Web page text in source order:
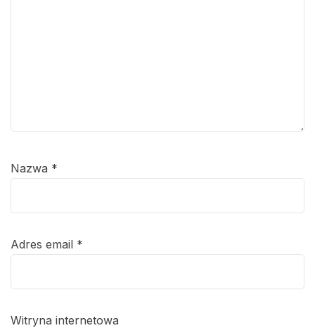
Nazwa *
Adres email *
Witryna internetowa